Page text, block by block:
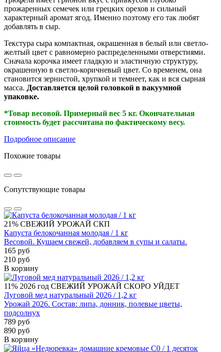
прожаренных семечек или грецких орехов и сильный
характерный аромат ягод. Именно поэтому его так любят
добавлять в сыр.
Текстура сыра компактная, окрашенная в белый или светло-
желтый цвет с равномерно распределенными отверстиями.
Сначала корочка имеет гладкую и эластичную структуру,
окрашенную в светло-коричневый цвет. Со временем, она
становится зернистой, хрупкой и темнеет, как и вся сырная
масса. Доставляется целой головкой в вакуумной
упаковке.
*Товар весовой. Примерный вес 5 кг. Окончательная
стоимость будет рассчитана по фактическому весу.
Подробное описание
Похожие товары
Сопутствующие товары
21% СВЕЖИЙ УРОЖАЙ СКП
Капуста белокочанная молодая / 1 кг
Весовой. Кушаем свежей, добавляем в супы и салаты.
165 руб
210 руб
В корзину
11% 2026 год СВЕЖИЙ УРОЖАЙ СКОРО УЙДЕТ
Луговой мед натуральный 2026 / 1,2 кг
Урожай 2026. Состав: липа, донник, полевые цветы,
подсолнух
789 руб
890 руб
В корзину